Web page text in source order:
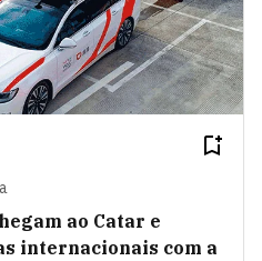
ao Catar e
internacionais com a